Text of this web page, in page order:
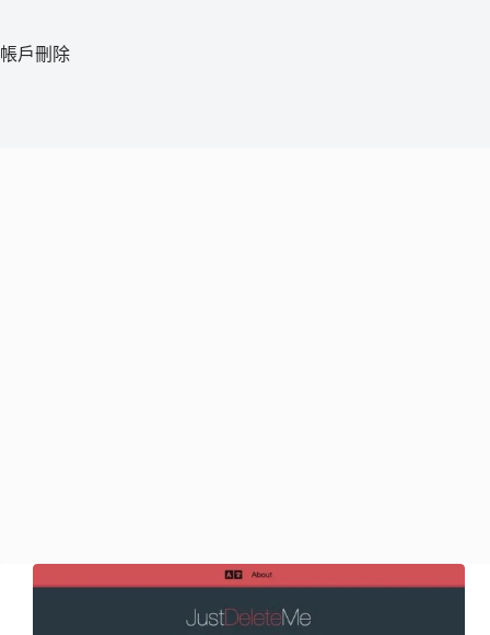
帳戶刪除